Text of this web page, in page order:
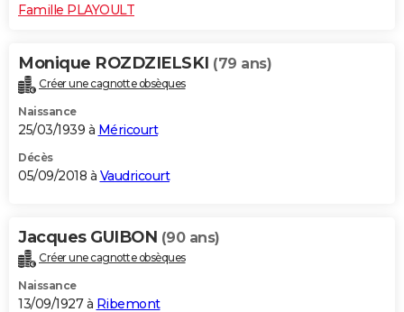
Famille PLAYOULT
Monique ROZDZIELSKI (79 ans)
Créer une cagnotte obsèques
Naissance
25/03/1939 à Méricourt
Décès
05/09/2018 à Vaudricourt
Jacques GUIBON (90 ans)
Créer une cagnotte obsèques
Naissance
13/09/1927 à Ribemont